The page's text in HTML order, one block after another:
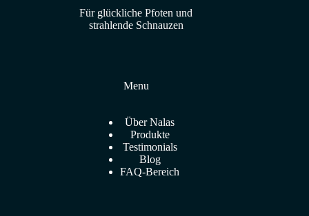
Für glückliche Pfoten und
strahlende Schnauzen
Menu
Über Nalas
Produkte
Testimonials
Blog
FAQ-Bereich